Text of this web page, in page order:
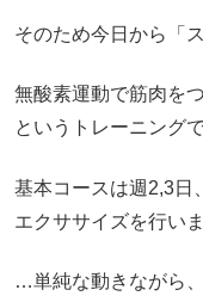
そのため今日から「
無酸素運動で筋肉を
というトレーニングで
基本コースは週2,3日
エクササイズを行いま
…単純な動きながら